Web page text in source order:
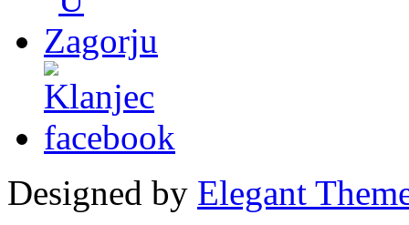
Designed by Elegant